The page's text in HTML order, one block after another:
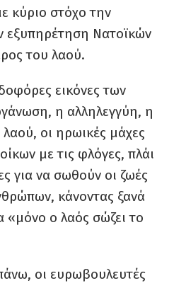
κύριο στόχο την
εξυπηρέτηση Νατοϊκών
του λαού.
εικόνες των
η αλληλεγγύη, η
οι ηρωικές μάχες
με τις φλόγες, πλάι
για να σωθούν οι ζωές
κάνοντας ξανά
ο λαός σώζει το
οι ευρωβουλευτές